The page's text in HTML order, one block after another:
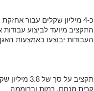
כ-4 מיליון שקלים עבור
התקציב מיועד לביצוע
העבודות יבוצעו באמצעות
תקציב על
קרית מנחם, רמות וברוממה